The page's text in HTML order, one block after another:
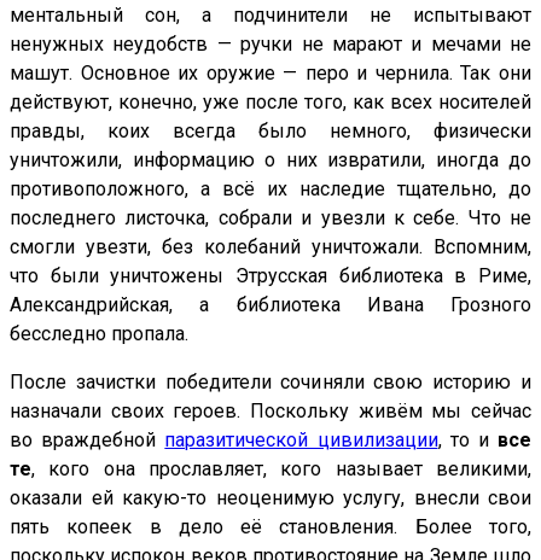
ментальный сон, а подчинители не испытывают
ненужных неудобств — ручки не марают и мечами не
машут. Основное их оружие — перо и чернила. Так они
действуют, конечно, уже после того, как всех носителей
правды, коих всегда было немного, физически
уничтожили, информацию о них извратили, иногда до
противоположного, а всё их наследие тщательно, до
последнего листочка, собрали и увезли к себе. Что не
смогли увезти, без колебаний уничтожали. Вспомним,
что были уничтожены Этрусская библиотека в Риме,
Александрийская, а библиотека Ивана Грозного
бесследно пропала.
После зачистки победители сочиняли свою историю и
назначали своих героев. Поскольку живём мы сейчас
во враждебной паразитической цивилизации, то и все
те, кого она прославляет, кого называет великими,
оказали ей какую-то неоценимую услугу, внесли свои
пять копеек в дело её становления. Более того,